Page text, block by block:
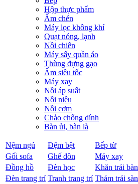
Hộp thực phẩm
Ấm chén
Máy lọc không khí
Quạt nóng, lạnh
Nồi chiên
Máy sấy quần áo
Thùng đựng gạo
Ấm siêu tốc
Máy xay
Nồi áp suất
Nồi niêu
Nồi cơm
Chảo chống dính
Bàn ủi, bàn là
Nệm ngủ Đệm bệt Bếp từ
Gối sofa
Ghế đôn Máy xay
Đồng hồ
Đèn học Khăn trải bàn
Đèn trang trí Tranh trang trí Thảm trải sàn